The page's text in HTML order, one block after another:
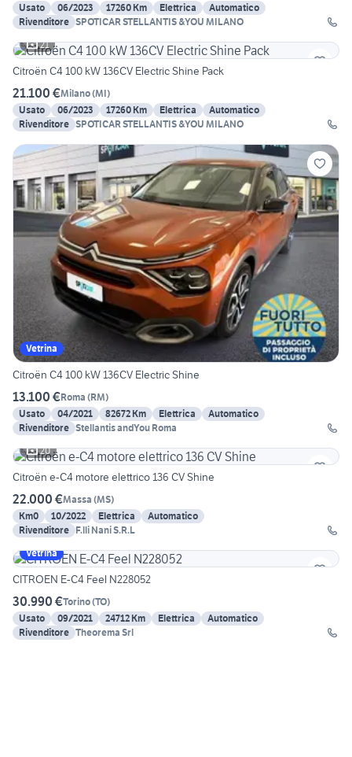
Usato
06/2023 17260 Km Elettrica
Automatico
Rivenditore SPOTICAR STELLANTIS &YOU MILANO
21
Citroën C4 100 kW 136CV Electric Shine Pack
21.100 €Milano(MI)
Usato
06/2023 17260 Km Elettrica
Automatico
Rivenditore SPOTICAR STELLANTIS &YOU MILANO
Vetrina
Citroën C4 100 kW 136CV Electric Shine
13.100 €Roma (RM)
Usato
04/2021 82672 Km Elettrica
Automatico
Rivenditore Stellantis andYou Roma
20
Citroën e-C4 motore elettrico 136 CV Shine
22.000 €Massa (MS)
Km0
10/2022 Elettrica
Automatico
Rivenditore F.lli Nani S.R.L
Vetrina
CITROEN E-C4 Feel N228052
30.990 €Torino(TO)
Usato
09/2021 24712 Km Elettrica
Automatico
Rivenditore Theorema Srl